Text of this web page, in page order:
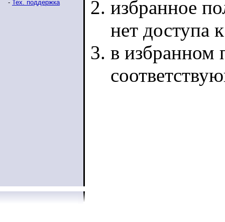
- Тех. поддержка
избранное
нет доступа
в избранном